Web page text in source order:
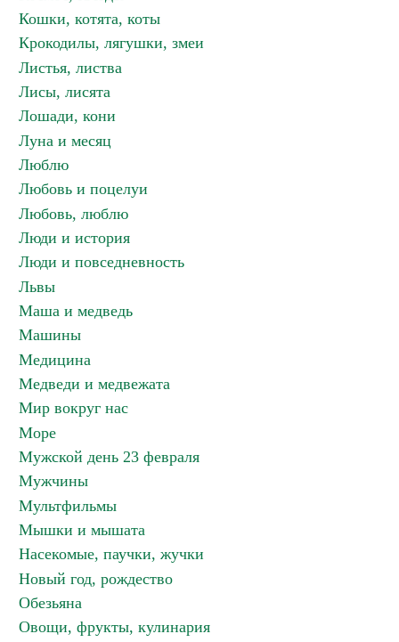
Кошки, котята, коты
Крокодилы, лягушки, змеи
Листья, листва
Лисы, лисята
Лошади, кони
Луна и месяц
Люблю
Любовь и поцелуи
Любовь, люблю
Люди и история
Люди и повседневность
Львы
Маша и медведь
Машины
Медицина
Медведи и медвежата
Мир вокруг нас
Море
Мужской день 23 февраля
Мужчины
Мультфильмы
Мышки и мышата
Насекомые, паучки, жучки
Новый год, рождество
Обезьяна
Овощи, фрукты, кулинария